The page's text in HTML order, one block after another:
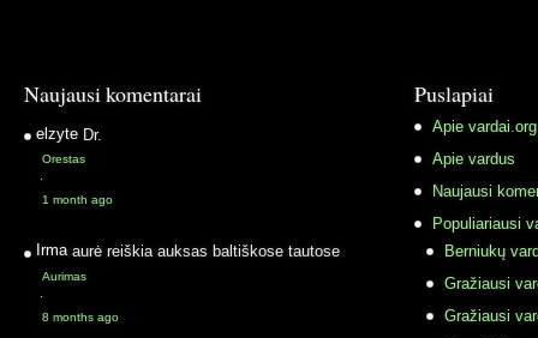
Naujausi komentarai
elzyte Dr.
Orestas
·
1 month ago
Irma aurė reiškia auksas baltiškose tautose
Aurimas
·
8 months ago
Puslapiai
Apie vardai.org
Apie vardus
Naujausi
Populiariausi
Berniukų
Gražiausi
Gražiausi